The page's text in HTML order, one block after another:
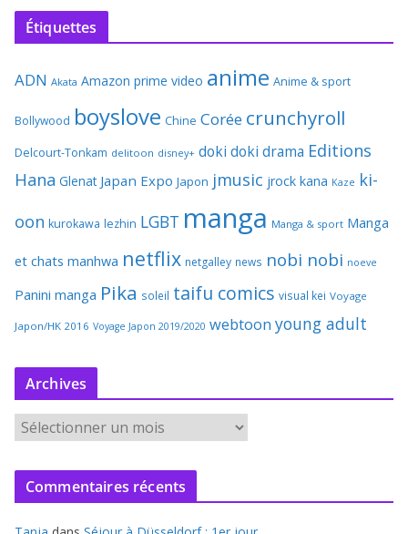
Étiquettes
ADN Akata Amazon prime video anime Anime & sport
Bollywood boyslove Chine Corée crunchyroll
Delcourt-Tonkam delitoon disney+ doki doki drama Editions
Hana Glenat Japan Expo Japon jmusic jrock kana Kaze ki-
oon kurokawa lezhin LGBT manga Manga & sport Manga
et chats manhwa netflix netgalley news nobi nobi noeve
Panini manga Pika soleil taifu comics visual kei Voyage
Japon/HK 2016 Voyage Japon 2019/2020 webtoon young adult
Archives
r
c
Commentaires récents